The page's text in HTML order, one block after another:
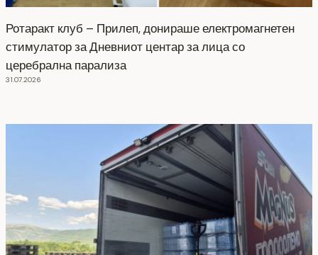
Ротаракт клуб – Прилеп, донираше електромагнетен
стимулатор за Дневниот центар за лица со
церебрална парализа
31.07.2026